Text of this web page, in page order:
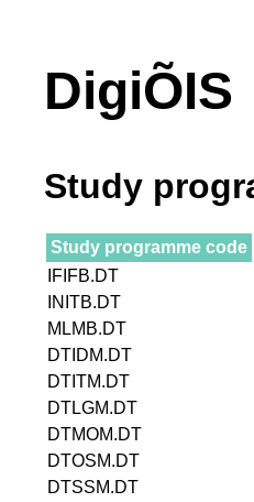
DigiÕIS
Study
Study programme code
IFIFB.DT
INITB.DT
MLMB.DT
DTIDM.DT
DTITM.DT
DTLGM.DT
DTMOM.DT
DTOSM.DT
DTSSM.DT